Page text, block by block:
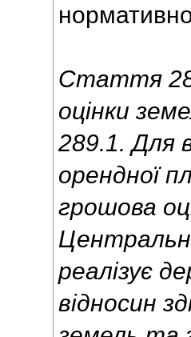
Стаття
оцінки
289.1. Для
орендної
грошова
реалізує
відносин